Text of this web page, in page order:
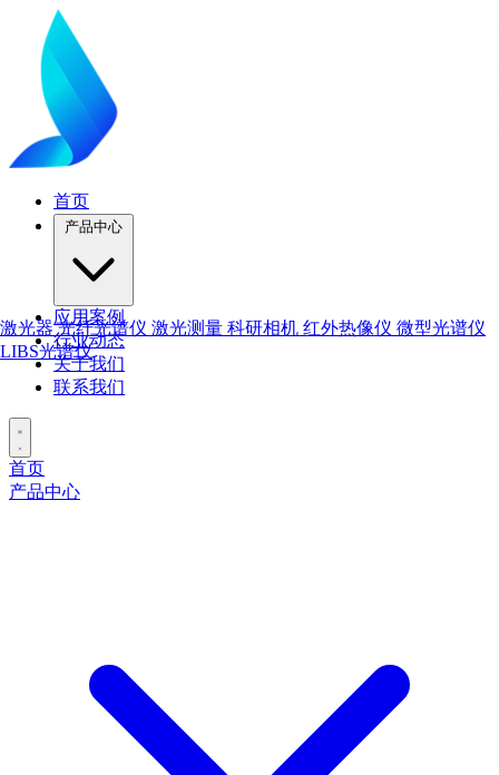
首页
产品中心
激光器光纤光谱仪 激光测量 科研相机 红外热像仪 微型光谱仪
LIBS光谱仪
应用案例
行业动态
关于我们
联系我们
首页
产品中心